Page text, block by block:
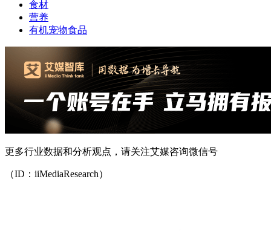
食材
营养
有机宠物食品
更多行业数据和分析观点，请关注艾媒咨询微信号
（ID：iiMediaResearch）